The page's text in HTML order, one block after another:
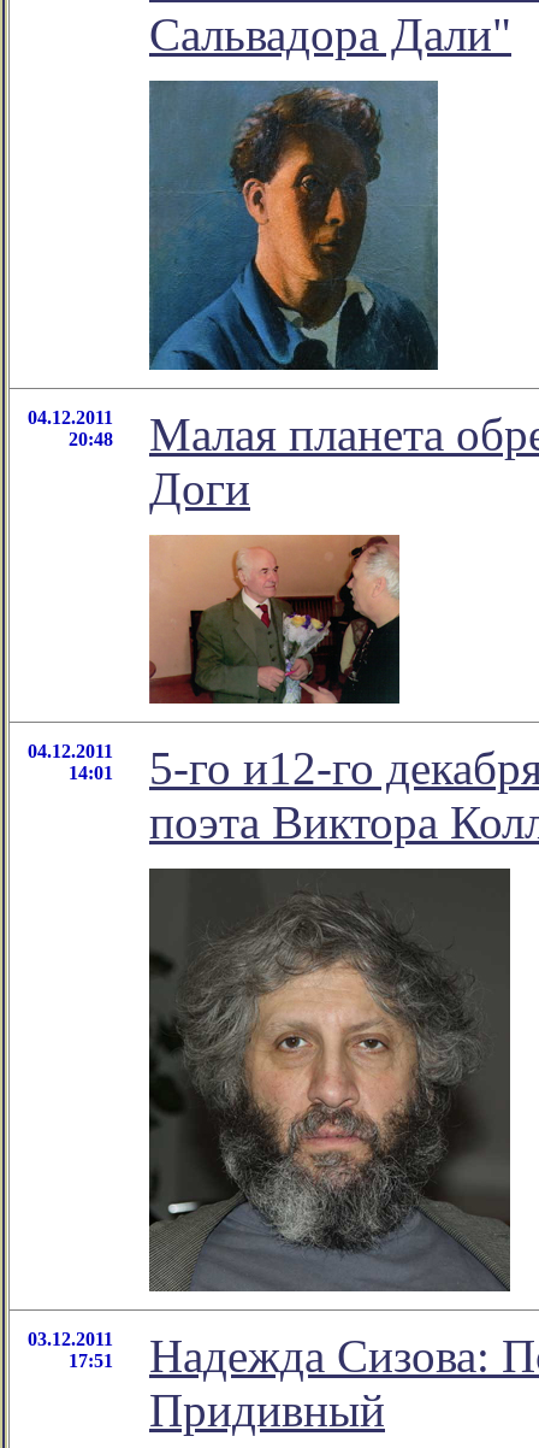
Сальвадора Дали"
04.12.2011
20:48
Малая планета
Доги
04.12.2011
14:01
5-го и12-го
поэта Виктора
03.12.2011
17:51
Надежда Сизова:
Придивный